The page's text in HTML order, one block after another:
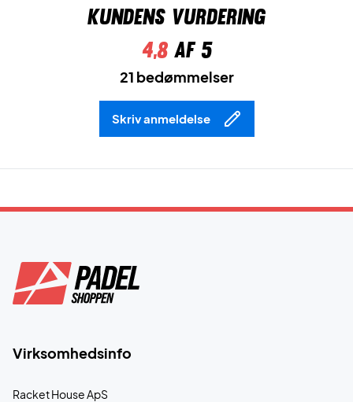
Kundens vurdering
4,8af 5
21 bedømmelser
Skriv anmeldelse
Virksomhedsinfo
Racket House ApS